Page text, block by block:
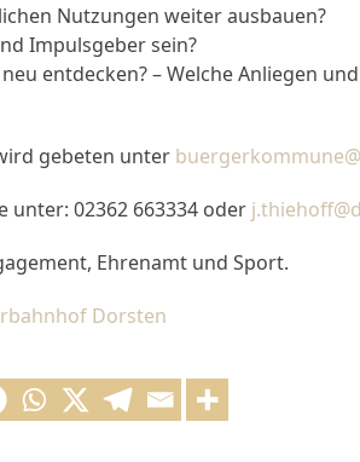
Nutzungen weiter ausbauen?
Impulsgeber sein?
entdecken? – Welche Anliegen
gebeten unter
02362 663334 oder
Ehrenamt und Sport.
Dorsten